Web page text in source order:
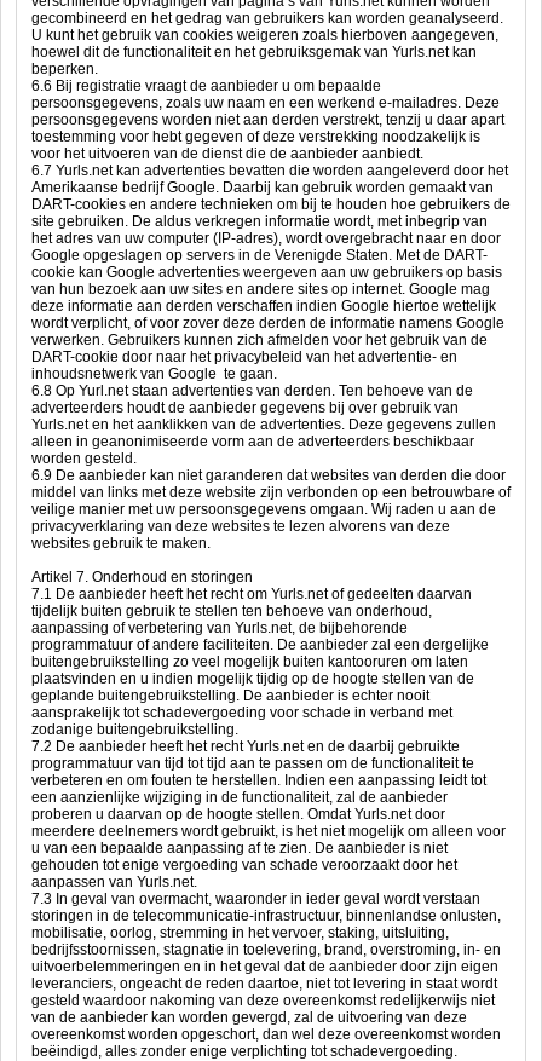
gecombineerd en het gedrag van gebruikers kan worden geanalyseerd.
U kunt het gebruik van cookies weigeren zoals hierboven aangegeven,
hoewel dit de functionaliteit en het gebruiksgemak van Yurls.net kan
beperken.
6.6 Bij registratie vraagt de aanbieder u om bepaalde
persoonsgegevens, zoals uw naam en een werkend e-mailadres. Deze
persoonsgegevens worden niet aan derden verstrekt, tenzij u daar apart
toestemming voor hebt gegeven of deze verstrekking noodzakelijk is
voor het uitvoeren van de dienst die de aanbieder aanbiedt.
6.7 Yurls.net kan advertenties bevatten die worden aangeleverd door het
Amerikaanse bedrijf Google. Daarbij kan gebruik worden gemaakt van
DART-cookies en andere technieken om bij te houden hoe gebruikers de
site gebruiken. De aldus verkregen informatie wordt, met inbegrip van
het adres van uw computer (IP-adres), wordt overgebracht naar en door
Google opgeslagen op servers in de Verenigde Staten. Met de DART-
cookie kan Google advertenties weergeven aan uw gebruikers op basis
van hun bezoek aan uw sites en andere sites op internet. Google mag
deze informatie aan derden verschaffen indien Google hiertoe wettelijk
wordt verplicht, of voor zover deze derden de informatie namens Google
verwerken. Gebruikers kunnen zich afmelden voor het gebruik van de
DART-cookie door naar het privacybeleid van het advertentie- en
inhoudsnetwerk van Google te gaan.
6.8 Op Yurl.net staan advertenties van derden. Ten behoeve van de
adverteerders houdt de aanbieder gegevens bij over gebruik van
Yurls.net en het aanklikken van de advertenties. Deze gegevens zullen
alleen in geanonimiseerde vorm aan de adverteerders beschikbaar
worden gesteld.
6.9 De aanbieder kan niet garanderen dat websites van derden die door
middel van links met deze website zijn verbonden op een betrouwbare of
veilige manier met uw persoonsgegevens omgaan. Wij raden u aan de
privacyverklaring van deze websites te lezen alvorens van deze
websites gebruik te maken.
Artikel 7. Onderhoud en storingen
7.1 De aanbieder heeft het recht om Yurls.net of gedeelten daarvan
tijdelijk buiten gebruik te stellen ten behoeve van onderhoud,
aanpassing of verbetering van Yurls.net, de bijbehorende
programmatuur of andere faciliteiten. De aanbieder zal een dergelijke
buitengebruikstelling zo veel mogelijk buiten kantooruren om laten
plaatsvinden en u indien mogelijk tijdig op de hoogte stellen van de
geplande buitengebruikstelling. De aanbieder is echter nooit
aansprakelijk tot schadevergoeding voor schade in verband met
zodanige buitengebruikstelling.
7.2 De aanbieder heeft het recht Yurls.net en de daarbij gebruikte
programmatuur van tijd tot tijd aan te passen om de functionaliteit te
verbeteren en om fouten te herstellen. Indien een aanpassing leidt tot
een aanzienlijke wijziging in de functionaliteit, zal de aanbieder
proberen u daarvan op de hoogte stellen. Omdat Yurls.net door
meerdere deelnemers wordt gebruikt, is het niet mogelijk om alleen voor
u van een bepaalde aanpassing af te zien. De aanbieder is niet
gehouden tot enige vergoeding van schade veroorzaakt door het
aanpassen van Yurls.net.
7.3 In geval van overmacht, waaronder in ieder geval wordt verstaan
storingen in de telecommunicatie-infrastructuur, binnenlandse onlusten,
mobilisatie, oorlog, stremming in het vervoer, staking, uitsluiting,
bedrijfsstoornissen, stagnatie in toelevering, brand, overstroming, in- en
uitvoerbelemmeringen en in het geval dat de aanbieder door zijn eigen
leveranciers, ongeacht de reden daartoe, niet tot levering in staat wordt
gesteld waardoor nakoming van deze overeenkomst redelijkerwijs niet
van de aanbieder kan worden gevergd, zal de uitvoering van deze
overeenkomst worden opgeschort, dan wel deze overeenkomst worden
beëindigd, alles zonder enige verplichting tot schadevergoeding.